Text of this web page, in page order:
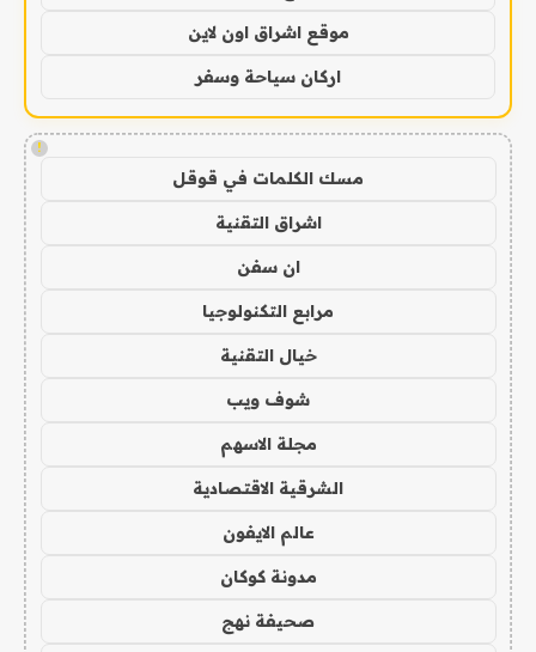
موقع اشراق اون لاين
اركان سياحة وسفر
!
مسك الكلمات في قوقل
اشراق التقنية
ان سفن
مرابع التكنولوجيا
خيال التقنية
شوف ويب
مجلة الاسهم
الشرقية الاقتصادية
عالم الايفون
مدونة كوكان
صحيفة نهج